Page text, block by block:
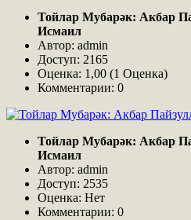
Тойлар Мубарәк: Акбар
Исмаил
Автор: admin
Доступ: 2165
Оценка: 1,00 (1 Оценка)
Комментарии: 0
Тойлар Мубарәк: Акбар
Исмаил
Автор: admin
Доступ: 2535
Оценка: Нет
Комментарии: 0